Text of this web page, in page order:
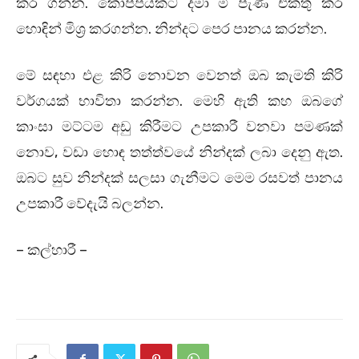
හොඳින් මිශ්‍ර කරගන්න. නින්දට පෙර පානය කරන්න.
මේ සඳහා එළ කිරි නොවන වෙනත් ඔබ කැමති කිරි
වර්ගයක් භාවිතා කරන්න. මෙහි ඇති කහ ඔබගේ
කාංසා මට්ටම අඩු කිරීමට උපකාරී වනවා පමණක්
නොව, වඩා හොඳ තත්ත්වයේ නින්දක් ලබා දෙනු ඇත.
ඔබට සුව නින්දක් සලසා ගැනීමට මෙම රසවත් පානය
‍උපකාරී වේදැයි බලන්න.
– කල්හාරී –